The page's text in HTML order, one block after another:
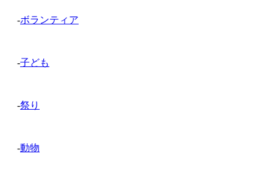
-ボランティア
-子ども
-祭り
-動物